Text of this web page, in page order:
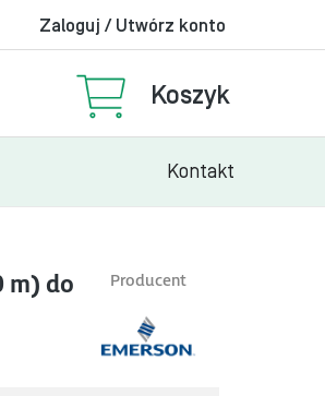
Zaloguj / Utwórz konto
Koszyk
Kontakt
Producent
m) do